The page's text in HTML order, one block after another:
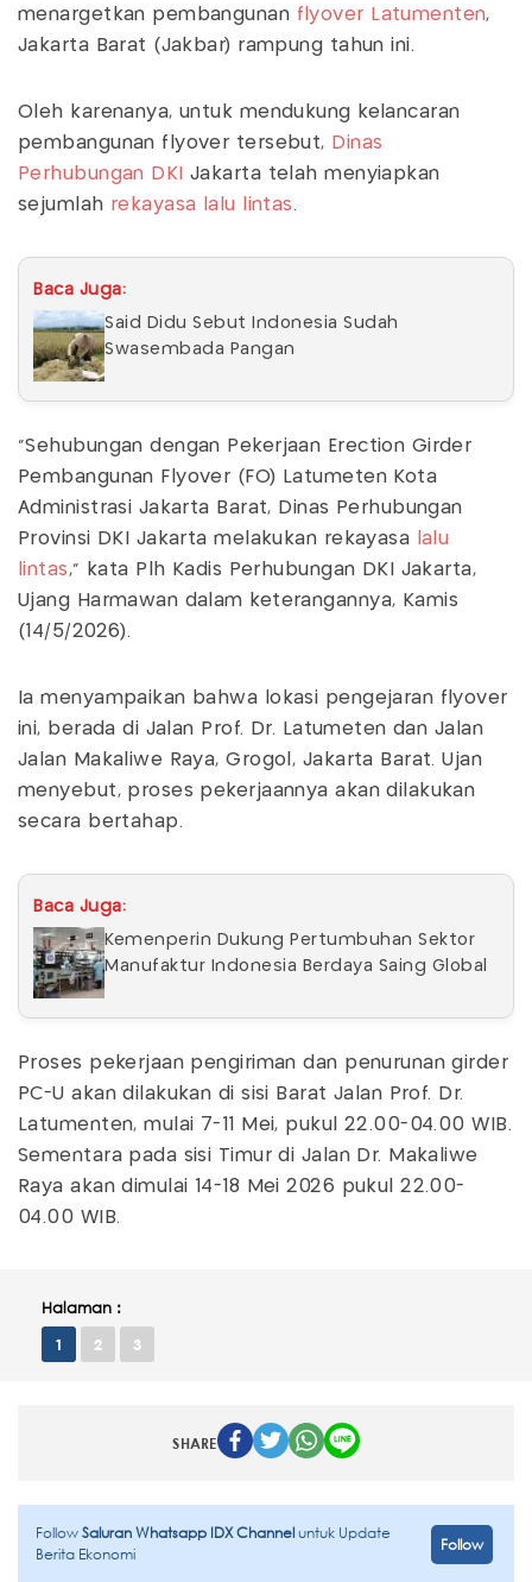
menargetkan pembangunan flyover Latumenten,
Jakarta Barat (Jakbar) rampung tahun ini.
Oleh karenanya, untuk mendukung kelancaran
pembangunan flyover tersebut, Dinas
Perhubungan DKI
Jakarta telah menyiapkan
sejumlah rekayasa lalu lintas.
Baca Juga:
Said Didu Sebut Indonesia Sudah
Swasembada Pangan
"Sehubungan dengan Pekerjaan Erection Girder
Pembangunan Flyover (FO) Latumeten Kota
Administrasi Jakarta Barat, Dinas Perhubungan
Provinsi DKI Jakarta melakukan rekayasa
lalu
lintas," kata Plh Kadis Perhubungan DKI Jakarta,
Ujang Harmawan dalam keterangannya, Kamis
(14/5/2026).
Ia menyampaikan bahwa lokasi pengejaran flyover
ini, berada di Jalan Prof. Dr. Latumeten dan Jalan
Jalan Makaliwe Raya, Grogol, Jakarta Barat. Ujan
menyebut, proses pekerjaannya akan dilakukan
secara bertahap.
Baca Juga:
Kemenperin Dukung Pertumbuhan Sektor
Manufaktur Indonesia Berdaya Saing Global
Proses pekerjaan pengiriman dan penurunan girder
PC-U akan dilakukan di sisi Barat Jalan Prof. Dr.
Latumenten, mulai 7-11 Mei, pukul 22.00-04.00 WIB.
Sementara pada sisi Timur di Jalan Dr. Makaliwe
Raya akan dimulai 14-18 Mei 2026 pukul 22.00-
04.00 WIB.
Halaman :
1 2 3
SHARE
FollowSaluran Whatsapp IDX Channeluntuk Update
Berita Ekonomi
Follow